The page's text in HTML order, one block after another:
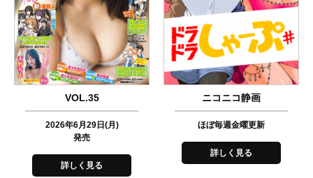
VOL.35
2026年6月29日(月)
発売
詳しく見る
ニコニコ静画
ほぼ毎週金曜更新
詳しく見る